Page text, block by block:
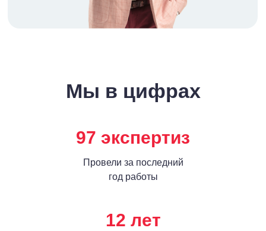
97 экспертиз
Мы в цифрах
Провели за последний
год работы
12 лет